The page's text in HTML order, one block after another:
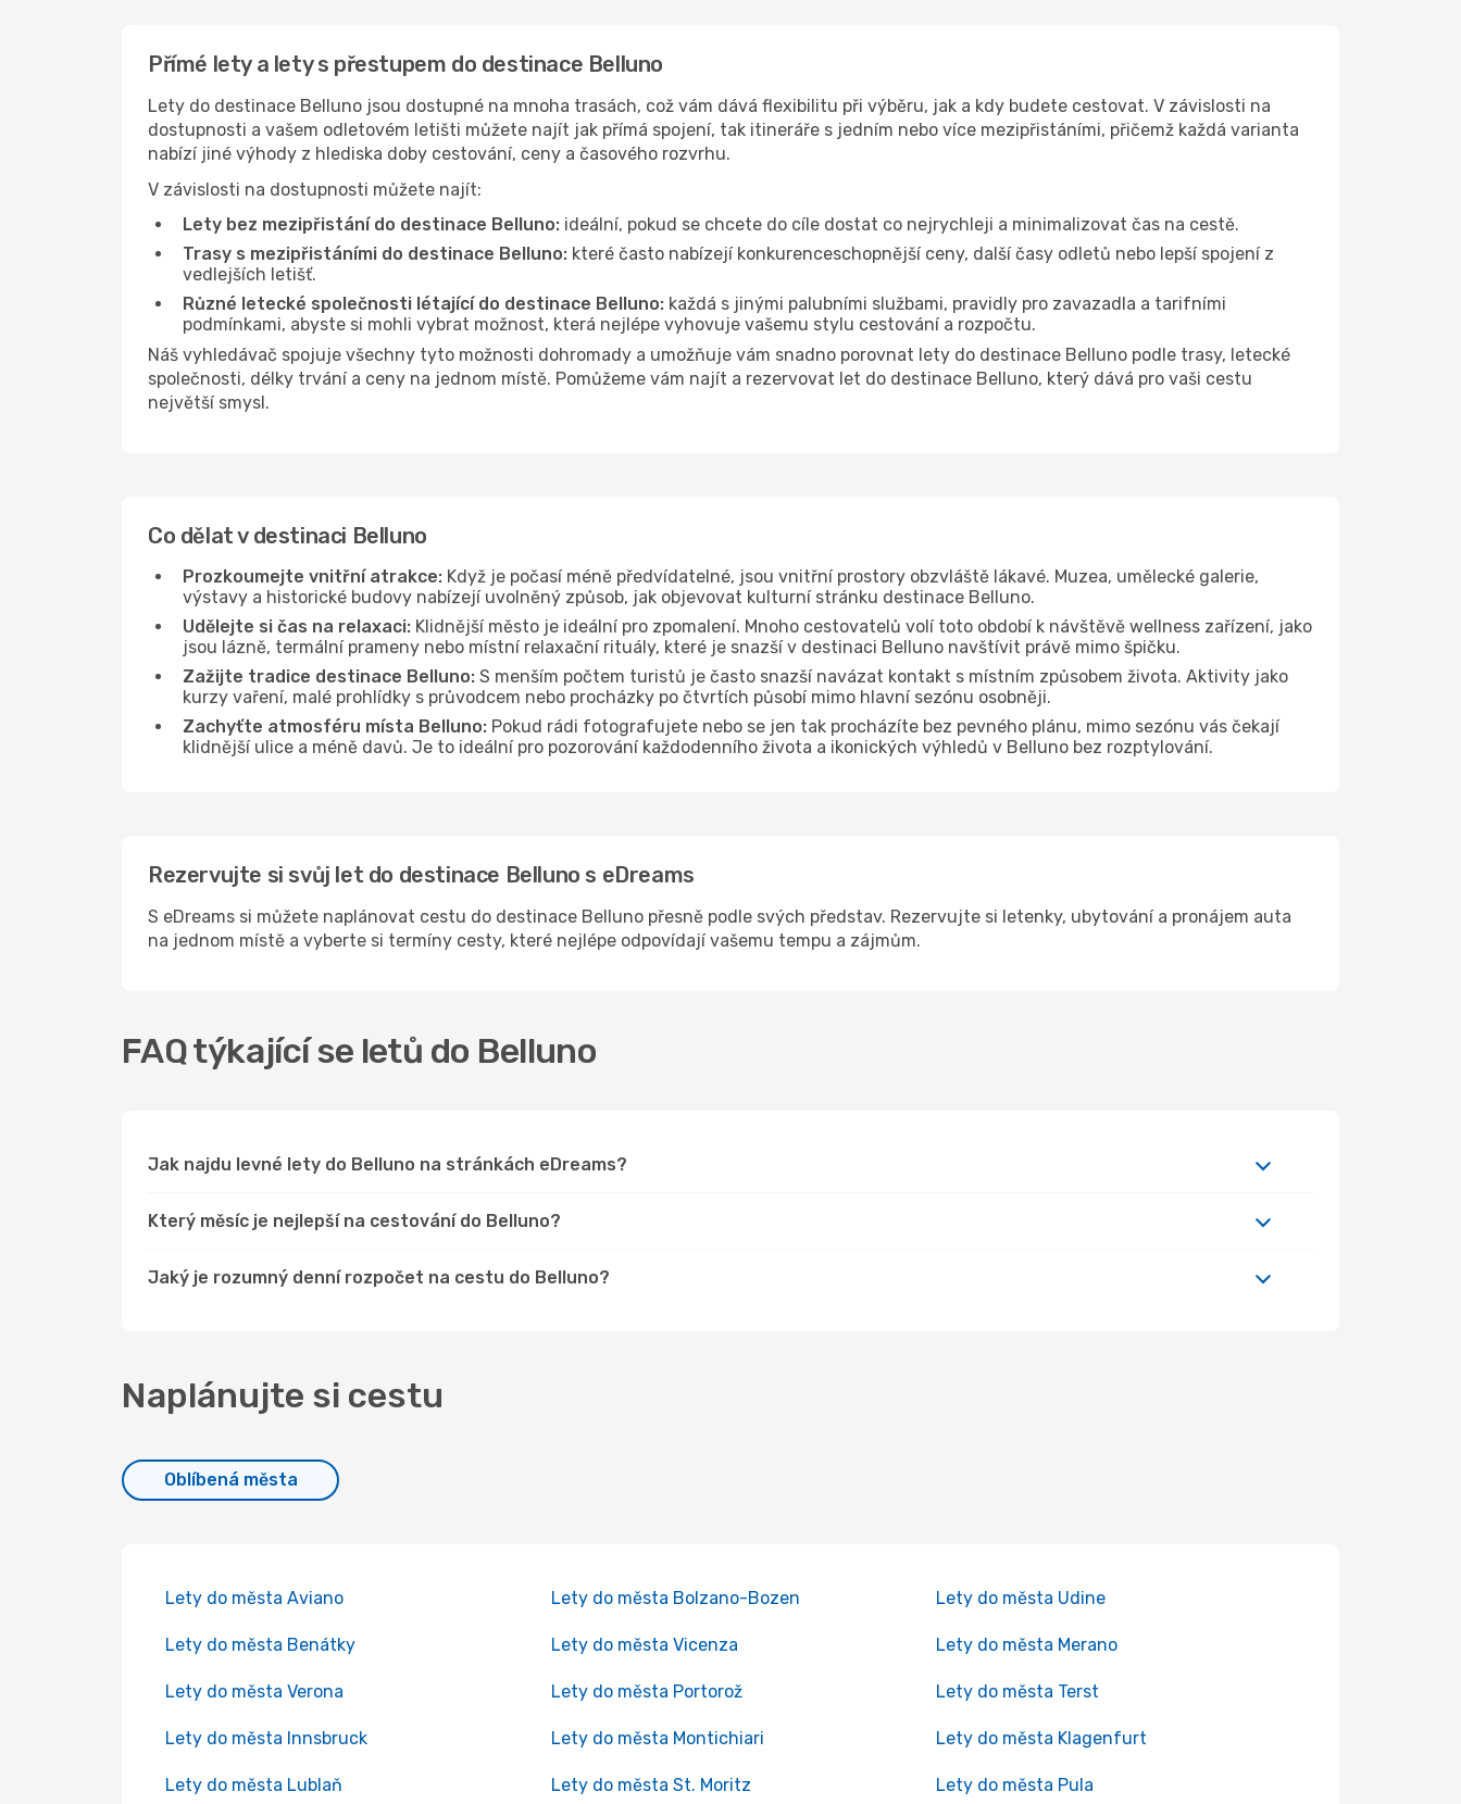
Přímé lety a lety s přestupem do destinace Belluno
Lety do destinace Belluno jsou dostupné na mnoha trasách, což vám dává flexibilitu při výběru, jak a kdy budete cestovat. V závislosti na
dostupnosti a vašem odletovém letišti můžete najít jak přímá spojení, tak itineráře s jedním nebo více mezipřistáními, přičemž každá varianta
nabízí jiné výhody z hlediska doby cestování, ceny a časového rozvrhu.
V závislosti na dostupnosti můžete najít:
Lety bez mezipřistání do destinace Belluno: ideální, pokud se chcete do cíle dostat co nejrychleji a minimalizovat čas na cestě.
Trasy s mezipřistáními do destinace Belluno: které často nabízejí konkurenceschopnější ceny, další časy odletů nebo lepší spojení z
vedlejších letišť.
Různé letecké společnosti létající do destinace Belluno: každá s jinými palubními službami, pravidly pro zavazadla a tarifními
podmínkami, abyste si mohli vybrat možnost, která nejlépe vyhovuje vašemu stylu cestování a rozpočtu.
Náš vyhledávač spojuje všechny tyto možnosti dohromady a umožňuje vám snadno porovnat lety do destinace Belluno podle trasy, letecké
společnosti, délky trvání a ceny na jednom místě. Pomůžeme vám najít a rezervovat let do destinace Belluno, který dává pro vaši cestu
největší smysl.
Co dělat v destinaci Belluno
Prozkoumejte vnitřní atrakce: Když je počasí méně předvídatelné, jsou vnitřní prostory obzvláště lákavé. Muzea, umělecké galerie,
výstavy a historické budovy nabízejí uvolněný způsob, jak objevovat kulturní stránku destinace Belluno.
Udělejte si čas na relaxaci: Klidnější město je ideální pro zpomalení. Mnoho cestovatelů volí toto období k návštěvě wellness zařízení, jako
jsou lázně, termální prameny nebo místní relaxační rituály, které je snazší v destinaci Belluno navštívit právě mimo špičku.
Zažijte tradice destinace Belluno: S menším počtem turistů je často snazší navázat kontakt s místním způsobem života. Aktivity jako
kurzy vaření, malé prohlídky s průvodcem nebo procházky po čtvrtích působí mimo hlavní sezónu osobněji.
Zachyťte atmosféru místa Belluno: Pokud rádi fotografujete nebo se jen tak procházíte bez pevného plánu, mimo sezónu vás čekají
klidnější ulice a méně davů. Je to ideální pro pozorování každodenního života a ikonických výhledů v Belluno bez rozptylování.
Rezervujte si svůj let do destinace Belluno s eDreams
S eDreams si můžete naplánovat cestu do destinace Belluno přesně podle svých představ. Rezervujte si letenky, ubytování a pronájem auta
na jednom místě a vyberte si termíny cesty, které nejlépe odpovídají vašemu tempu a zájmům.
FAQ týkající se letů do Belluno
Jak najdu levné lety do Belluno na stránkách eDreams?
Který měsíc je nejlepší na cestování do Belluno?
Jaký je rozumný denní rozpočet na cestu do Belluno?
Naplánujte si cestu
Oblíbená města
Lety do města Aviano Lety do města Bolzano-Bozen Lety do města Udine
Lety do města Benátky Lety do města Vicenza Lety do města Merano
Lety do města Verona Lety do města Portorož Lety do města Terst
Lety do města Innsbruck Lety do města Montichiari Lety do města Klagenfurt
Lety do města Lublaň Lety do města St. Moritz Lety do města Pula